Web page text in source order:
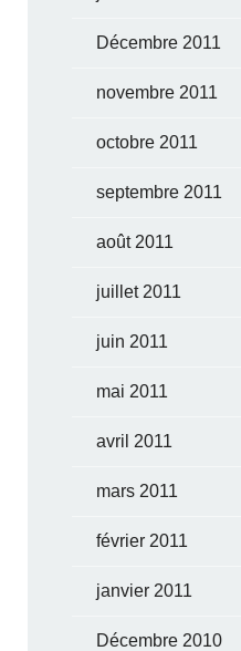
Décembre 2011
novembre 2011
octobre 2011
septembre 2011
août 2011
juillet 2011
juin 2011
mai 2011
avril 2011
mars 2011
février 2011
janvier 2011
Décembre 2010